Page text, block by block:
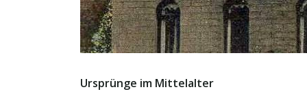
Ursprünge im Mittelalter